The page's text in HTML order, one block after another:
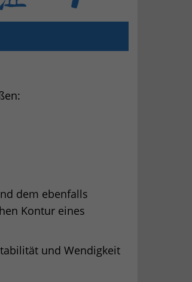
dem ebenfalls
Kontur eines
und Wendigkeit